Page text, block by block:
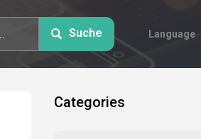
Suche Language
Categories